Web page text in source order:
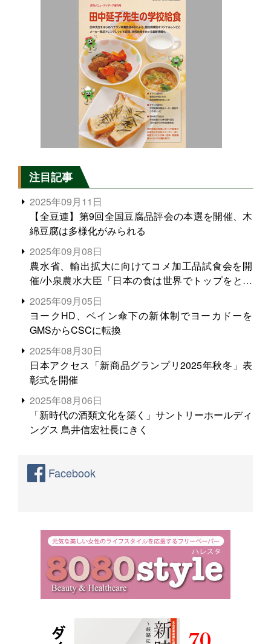
注目記事
2025年09月11日
【全豆連】第9回全国豆腐品評会の本選を開催、木
綿豆腐は多様化がみられる
2025年09月08日
農水省、輸出拡大に向けてコメ加工品試食会を開
催/小泉農水大臣「日本の食は世界でトップをとれ
る。米増産に向けて、米輸出需要の拡大を」
2025年09月05日
ヨークHD、ベイン傘下の新体制でヨーカドーを
GMSからCSCに転換
2025年08月30日
日本アクセス「新商品グランプリ2025年秋冬」表
彰式を開催
2025年08月06日
「新時代の酒類文化を築く」サントリーホールディ
ングス 鳥井信宏社長にきく
Facebook